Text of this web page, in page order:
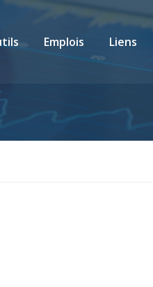
Emplois Liens